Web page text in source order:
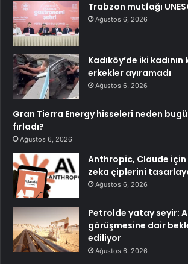
Trabzon mutfağı
Ağustos 6, 2026
Kadıköy’de iki kadının
erkekler ayıramadı
Ağustos 6, 2026
Gran Tierra Energy hisseleri neden
fırladı?
Ağustos 6, 2026
Anthropic, Claude
zeka çiplerini
Ağustos 6, 2026
Petrolde yatay seyir:
görüşmesine dair
ediliyor
Ağustos 6, 2026